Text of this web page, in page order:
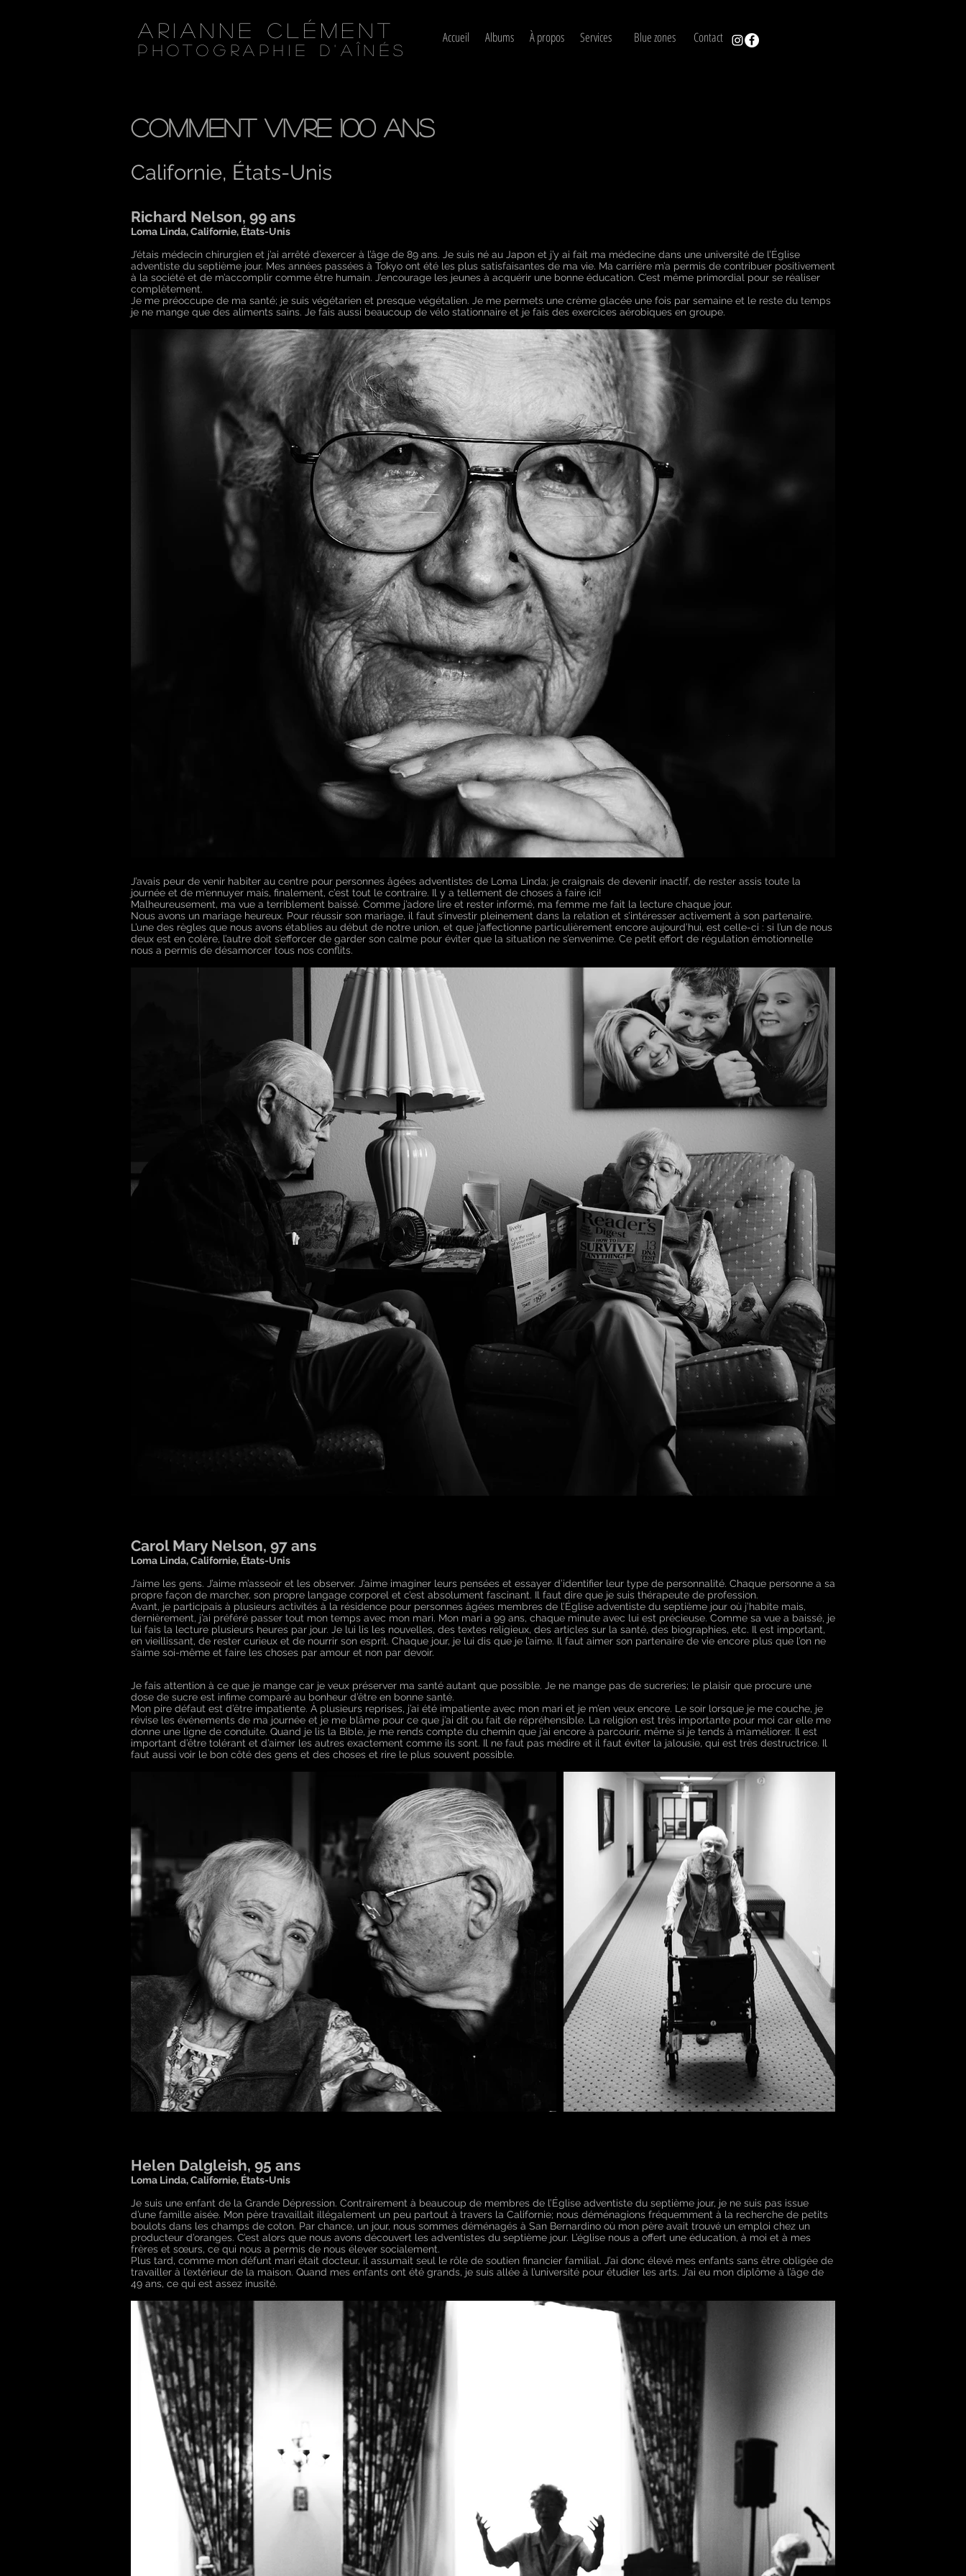
Arianne Clément
Photographie d'aînés
Accueil Albums Services
À propos Blue zones Contact
Comment vivre 100 ans
Californie, États-Unis
Richard Nelson, 99 ans
Loma Linda, Californie, États-Unis
J’étais médecin chirurgien et j’ai arrêté d’exercer à l’âge de 89 ans. Je suis né au Japon et j’y ai fait ma médecine dans une université de l’Église
adventiste du septième jour. Mes années passées à Tokyo ont été les plus satisfaisantes de ma vie. Ma carrière m’a permis de contribuer positivement
à la société et de m’accomplir comme être humain. J’encourage les jeunes à acquérir une bonne éducation. C’est même primordial pour se réaliser
complètement.
Je me préoccupe de ma santé; je suis végétarien et presque végétalien. Je me permets une crème glacée une fois par semaine et le reste du temps
je ne mange que des aliments sains. Je fais aussi beaucoup de vélo stationnaire et je fais des exercices aérobiques en groupe.
J’avais peur de venir habiter au centre pour personnes âgées adventistes de Loma Linda; je craignais de devenir inactif, de rester assis toute la
journée et de m’ennuyer mais, finalement, c’est tout le contraire. Il y a tellement de choses à faire ici!
Malheureusement, ma vue a terriblement baissé. Comme j’adore lire et rester informé, ma femme me fait la lecture chaque jour.
Nous avons un mariage heureux. Pour réussir son mariage, il faut s’investir pleinement dans la relation et s’intéresser activement à son partenaire.
L’une des règles que nous avons établies au début de notre union, et que j’affectionne particulièrement encore aujourd’hui, est celle-ci : si l’un de nous
deux est en colère, l’autre doit s’efforcer de garder son calme pour éviter que la situation ne s’envenime. Ce petit effort de régulation émotionnelle
nous a permis de désamorcer tous nos conflits.
Carol Mary Nelson, 97 ans
Loma Linda, Californie, États-Unis
J’aime les gens. J’aime m’asseoir et les observer. J’aime imaginer leurs pensées et essayer d’identifier leur type de personnalité. Chaque personne a sa
propre façon de marcher, son propre langage corporel et c’est absolument fascinant. Il faut dire que je suis thérapeute de profession.
Avant, je participais à plusieurs activités à la résidence pour personnes âgées membres de l’Église adventiste du septième jour où j’habite mais,
dernièrement, j’ai préféré passer tout mon temps avec mon mari. Mon mari a 99 ans, chaque minute avec lui est précieuse. Comme sa vue a baissé, je
lui fais la lecture plusieurs heures par jour. Je lui lis les nouvelles, des textes religieux, des articles sur la santé, des biographies, etc. Il est important,
en vieillissant, de rester curieux et de nourrir son esprit. Chaque jour, je lui dis que je l’aime. Il faut aimer son partenaire de vie encore plus que l’on ne
s’aime soi-même et faire les choses par amour et non par devoir.
Je fais attention à ce que je mange car je veux préserver ma santé autant que possible. Je ne mange pas de sucreries; le plaisir que procure une
dose de sucre est infime comparé au bonheur d’être en bonne santé.
Mon pire défaut est d’être impatiente. À plusieurs reprises, j’ai été impatiente avec mon mari et je m’en veux encore. Le soir lorsque je me couche, je
révise les événements de ma journée et je me blâme pour ce que j’ai dit ou fait de répréhensible. La religion est très importante pour moi car elle me
donne une ligne de conduite. Quand je lis la Bible, je me rends compte du chemin que j’ai encore à parcourir, même si je tends à m’améliorer. Il est
important d’être tolérant et d’aimer les autres exactement comme ils sont. Il ne faut pas médire et il faut éviter la jalousie, qui est très destructrice. Il
faut aussi voir le bon côté des gens et des choses et rire le plus souvent possible.
Helen Dalgleish, 95 ans
Loma Linda, Californie, États-Unis
Je suis une enfant de la Grande Dépression. Contrairement à beaucoup de membres de l’Église adventiste du septième jour, je ne suis pas issue
d’une famille aisée. Mon père travaillait illégalement un peu partout à travers la Californie; nous déménagions fréquemment à la recherche de petits
boulots dans les champs de coton. Par chance, un jour, nous sommes déménagés à San Bernardino où mon père avait trouvé un emploi chez un
producteur d’oranges. C’est alors que nous avons découvert les adventistes du septième jour. L’église nous a offert une éducation, à moi et à mes
frères et sœurs, ce qui nous a permis de nous élever socialement.
Plus tard, comme mon défunt mari était docteur, il assumait seul le rôle de soutien financier familial. J’ai donc élevé mes enfants sans être obligée de
travailler à l’extérieur de la maison. Quand mes enfants ont été grands, je suis allée à l’université pour étudier les arts. J’ai eu mon diplôme à l’âge de
49 ans, ce qui est assez inusité.